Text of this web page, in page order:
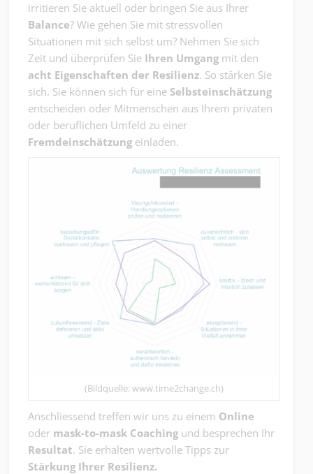
irritieren Sie aktuell oder bringen Sie aus Ihrer
Balance? Wie gehen Sie mit stressvollen
Situationen mit sich selbst um? Nehmen Sie sich
Zeit und überprüfen Sie Ihren Umgang mit den
acht Eigenschaften der Resilienz. So stärken Sie
sich. Sie können sich für eine Selbsteinschätzung
entscheiden oder Mitmenschen aus Ihrem privaten
oder beruflichen Umfeld zu einer
Fremdeinschätzung einladen.
(Bildquelle: www.time2change.ch)
Anschliessend treffen wir uns zu einem Online
oder mask-to-mask Coaching und besprechen Ihr
Resultat. Sie erhalten wertvolle Tipps zur
Stärkung Ihrer Resilienz.